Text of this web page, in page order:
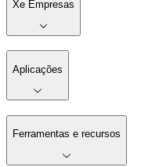
Xe Empresas
Aplicações
Ferramentas e recursos